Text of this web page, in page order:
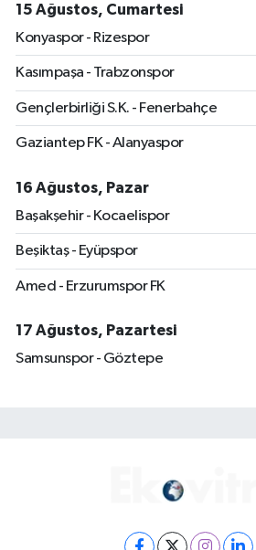
15 Ağustos, Cumartesi
Konyaspor - Rizespor
Kasımpaşa - Trabzonspor
Gençlerbirliği S.K. - Fenerbahçe
Gaziantep FK - Alanyaspor
16 Ağustos, Pazar
Başakşehir - Kocaelispor
Beşiktaş - Eyüpspor
Amed - Erzurumspor FK
17 Ağustos, Pazartesi
Samsunspor - Göztepe